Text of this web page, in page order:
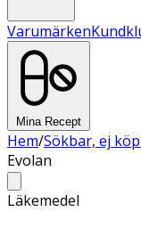
Varumärken
Mina Recept
Hem/Sökbar, ej
Evolan
Läkemedel